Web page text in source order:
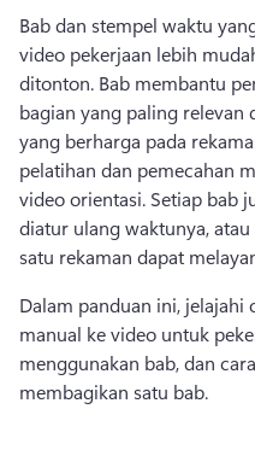
Bab dan stempel waktu
video pekerjaan lebih
ditonton. Bab membantu
bagian yang paling relevan
yang berharga pada
pelatihan dan pemecahan
video orientasi. Setiap bab
diatur ulang waktunya,
satu rekaman dapat
Dalam panduan ini, jelajahi
manual ke video untuk
menggunakan bab, dan
membagikan satu bab.